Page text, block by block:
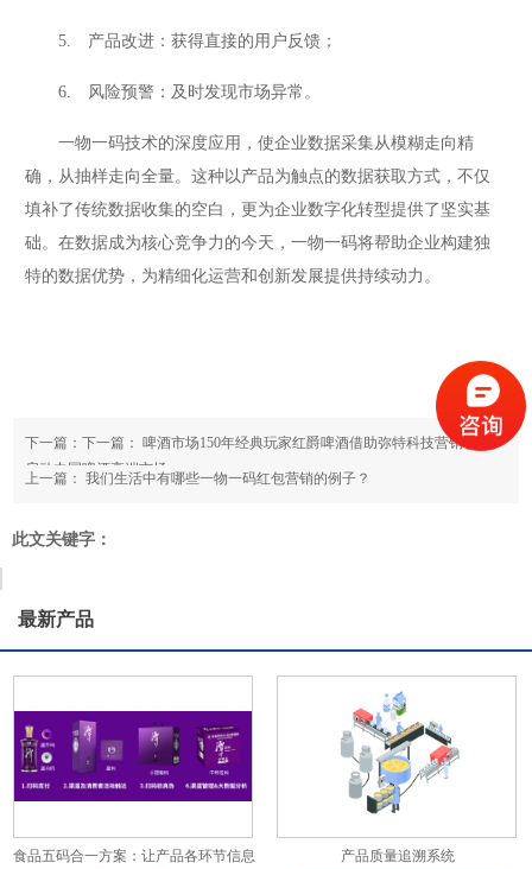
5. 产品改进：获得直接的用户反馈；
6. 风险预警：及时发现市场异常。
一物一码技术的深度应用，使企业数据采集从模糊走向精
确，从抽样走向全量。这种以产品为触点的数据获取方式，不仅
填补了传统数据收集的空白，更为企业数字化转型提供了坚实基
础。在数据成为核心竞争力的今天，一物一码将帮助企业构建独
特的数据优势，为精细化运营和创新发展提供持续动力。
下一篇：下一篇：啤酒市场150年经典玩家红爵啤酒借助弥特科技营销软件,
启动中国啤酒高端市场
上一篇：我们生活中有哪些一物一码红包营销的例子？
此文关键字：
最新产品
食品五码合一方案：让产品各环节信息
产品质量追溯系统